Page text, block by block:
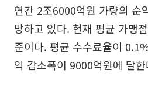
연간 2조6000억원 가량의 순
망하고 있다. 현재 평균 가맹
준이다. 평균 수수료율이
익 감소폭이 9000억원에 달한